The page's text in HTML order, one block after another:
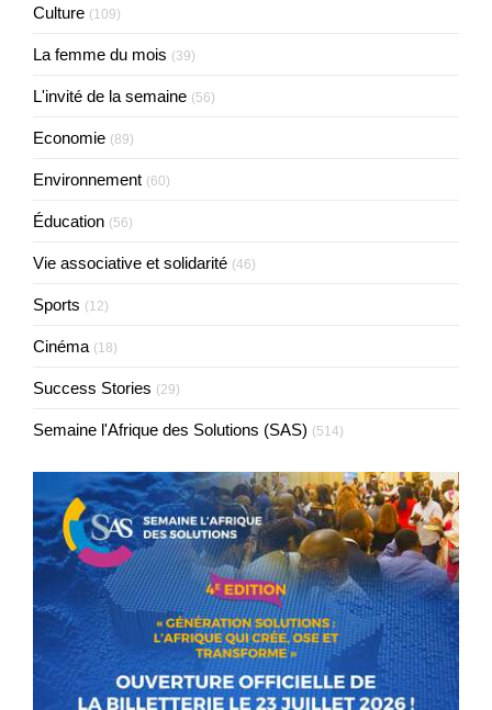
Culture (109)
La femme du mois (39)
L'invité de la semaine (56)
Economie (89)
Environnement (60)
Éducation (56)
Vie associative et solidarité (46)
Sports (12)
Cinéma (18)
Success Stories (29)
Semaine l'Afrique des Solutions (SAS) (514)